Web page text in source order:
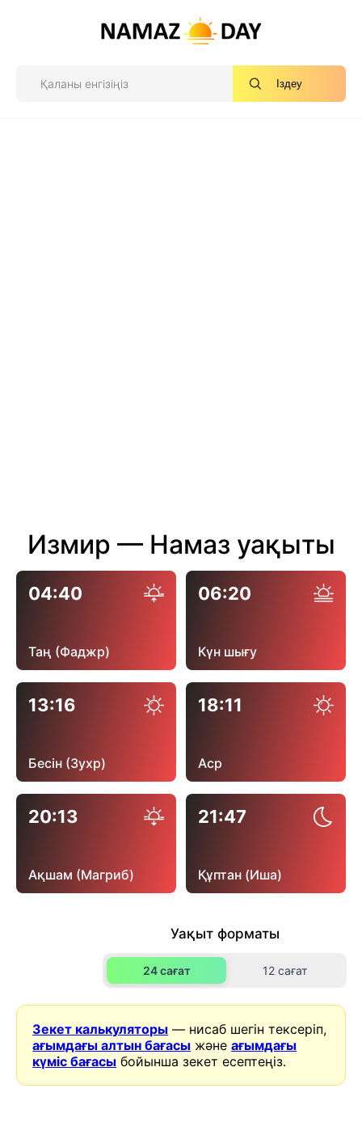
Іздеу
Измир — Намаз уақыты
04:40
Таң (Фаджр)
06:20
Күн шығу
13:16
Бесін (Зухр)
18:11
Аср
20:13
Ақшам (Магриб)
21:47
Құптан (Иша)
Уақыт форматы
24 сағат 12 сағат
Зекет калькуляторы — нисаб шегін тексеріп,
ағымдағы алтын бағасы жәнеағымдағы
күміс бағасы бойынша зекет есептеңіз.